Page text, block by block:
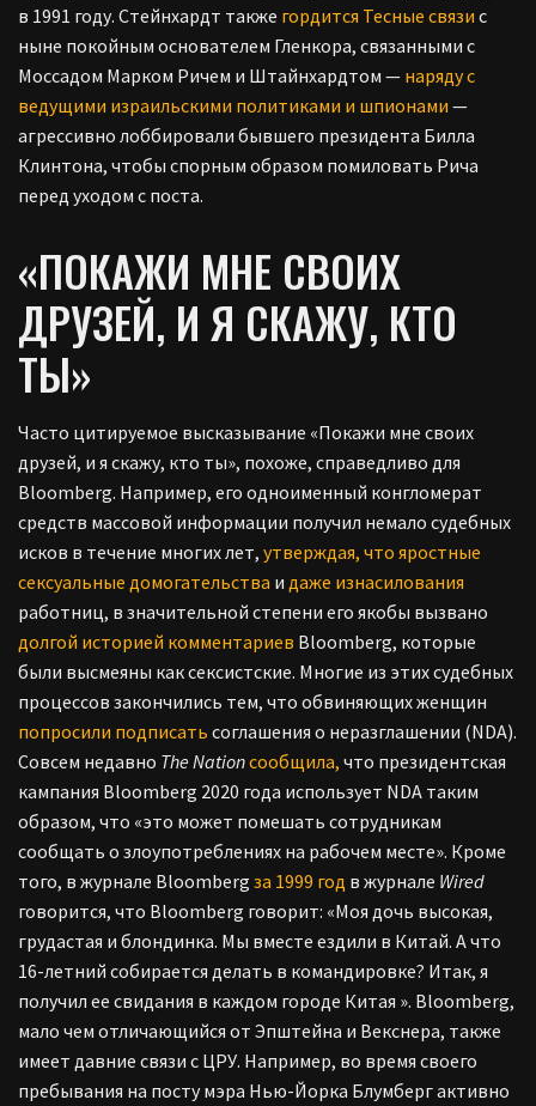
в 1991 году. Стейнхардт также гордится Тесные связи с
ныне покойным основателем Гленкора, связанными с
Моссадом Марком Ричем и Штайнхардтом — наряду с
ведущими израильскими политиками и шпионами —
агрессивно лоббировали бывшего президента Билла
Клинтона, чтобы спорным образом помиловать Рича
перед уходом с поста.
«ПОКАЖИ МНЕ СВОИХ
ДРУЗЕЙ, И Я СКАЖУ, КТО
ТЫ»
Часто цитируемое высказывание «Покажи мне своих
друзей, и я скажу, кто ты», похоже, справедливо для
Bloomberg. Например, его одноименный конгломерат
средств массовой информации получил немало судебных
исков в течение многих лет, утверждая, что яростные
сексуальные домогательства и даже изнасилования
работниц, в значительной степени его якобы вызвано
долгой историей комментариев Bloomberg, которые
были высмеяны как сексистские. Многие из этих судебных
процессов закончились тем, что обвиняющих женщин
попросили подписать соглашения о неразглашении (NDA).
Совсем недавно The Nationсообщила, что президентская
кампания Bloomberg 2020 года использует NDA таким
образом, что «это может помешать сотрудникам
сообщать о злоупотреблениях на рабочем месте». Кроме
того, в журнале Bloomberg за 1999 год в журнале Wired
говорится, что Bloomberg говорит: «Моя дочь высокая,
грудастая и блондинка. Мы вместе ездили в Китай. А что
16-летний собирается делать в командировке? Итак, я
получил ее свидания в каждом городе Китая ». Bloomberg,
мало чем отличающийся от Эпштейна и Векснера, также
имеет давние связи с ЦРУ. Например, во время своего
пребывания на посту мэра Нью-Йорка Блумберг активно